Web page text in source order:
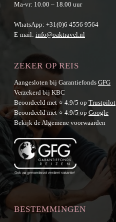
Ma-vr: 10.00 – 18.00 uur
WhatsApp: +31(0)6 4556 9564
E-mail: info@oaktravel.nl
ZEKER OP REIS
Aangesloten bij Garantiefonds GFG
Verzekerd bij KBC
Beoordeeld met ⭐ 4.9/5 op Trustpilot
Beoordeeld met ⭐ 4.9/5 op Google
Bekijk deAlgemene voorwaarden
BESTEMMINGEN